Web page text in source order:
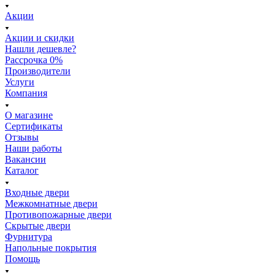
Акции
Акции и скидки
Нашли дешевле?
Рассрочка 0%
Производители
Услуги
Компания
О магазине
Сертификаты
Отзывы
Наши работы
Вакансии
Каталог
Входные двери
Межкомнатные двери
Противопожарные двери
Скрытые двери
Фурнитура
Напольные покрытия
Помощь